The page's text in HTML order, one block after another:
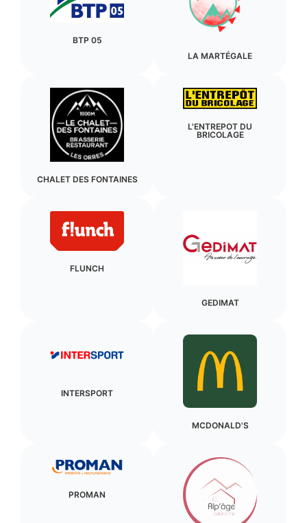
BTP 05
LA MARTÉGALE
CHALET DES FONTAINES
L'ENTREPOT DU
BRICOLAGE
FLUNCH
GEDIMAT
INTERSPORT
MCDONALD'S
PROMAN